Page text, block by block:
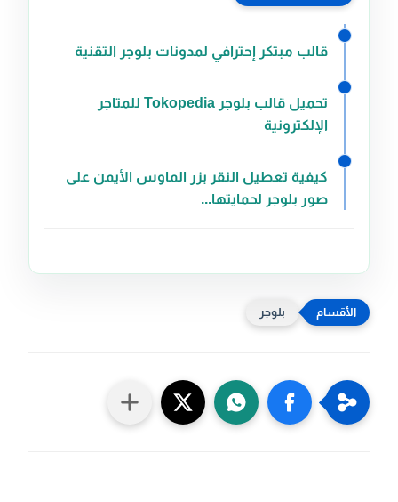
قالب مبتكر إحترافي لمدونات بلوجر التقنية
تحميل قالب بلوجر Tokopedia للمتاجر
الإلكترونية
كيفية تعطيل النقر بزر الماوس الأيمن على
صور بلوجر لحمايتها...
بلوجر